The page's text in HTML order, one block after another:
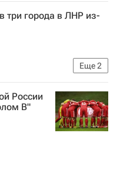
три города в ЛНР из-
Еще2
России
В"